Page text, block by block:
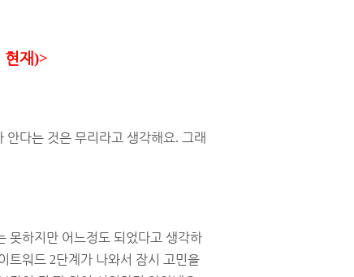
현재)>
안다는 것은 무리라고 생각해요. 그래
못하지만 어느정도 되었다고 생각하
트워드 2단계가 나와서 잠시 고민을